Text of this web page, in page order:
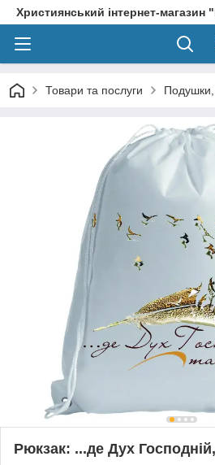
Християнський інтернет-магазин
Товари та послуги Подушки,
Рюкзак: ...де Дух